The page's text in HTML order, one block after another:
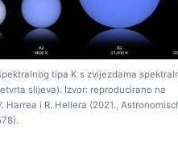
tipa K s zvijezdama
slijeva). Izvor: reproducirano na
Harrea i R. Hellera (2021.,